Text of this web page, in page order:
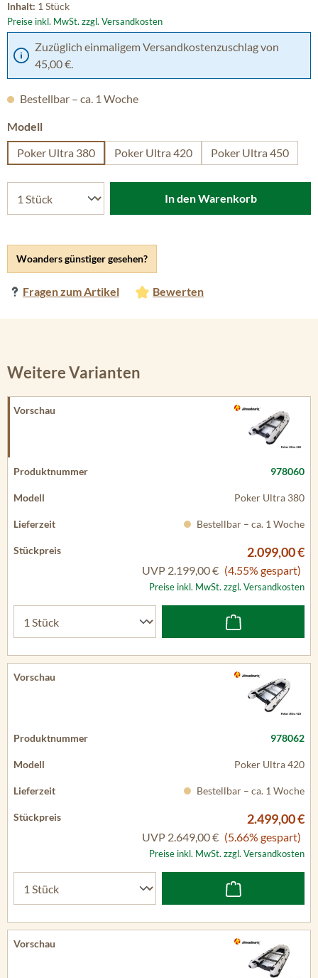
Inhalt: 1 Stück
Preise inkl. MwSt. zzgl. Versandkosten
Zuzüglich einmaligem Versandkostenzuschlag von
45,00 €.
Woanders günstiger gesehen?
Fragen zum Artikel Bewerten
Bestellbar – ca. 1 Woche
Modellauswählen
Poker Ultra 380
Poker Ultra 420 Poker Ultra 450
In den Warenkorb
Weitere Varianten
978060
Poker Ultra 380
Bestellbar – ca. 1 Woche
2.099,00 €
UVP 2.199,00 € (4.55% gespart)
Preise inkl. MwSt. zzgl. Versandkosten
978062
Poker Ultra 420
Bestellbar – ca. 1 Woche
2.499,00 €
UVP 2.649,00 € (5.66% gespart)
Preise inkl. MwSt. zzgl. Versandkosten